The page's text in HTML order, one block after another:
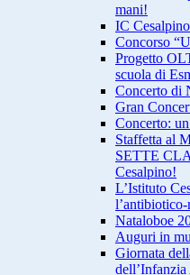
mani!
IC
Concorso
Progetto
scuola di
Concerto di
Gran
Concerto:
Staffetta al
SETTE
Cesalpino!
L’Istituto
l’antibiotico-
Nataloboe
Auguri in
Giornata